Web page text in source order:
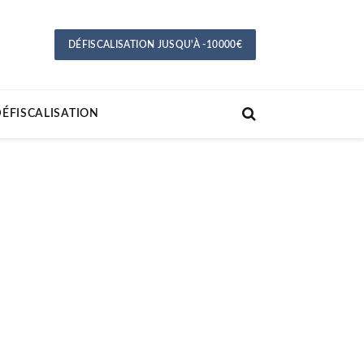
DÉFISCALISATION JUSQU'À -10000€